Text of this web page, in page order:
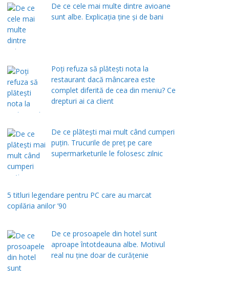
De ce cele mai multe dintre avioane
sunt albe. Explicația ține și de bani
Poți refuza să plătești nota la
restaurant dacă mâncarea este
complet diferită de cea din meniu? Ce
drepturi ai ca client
De ce plătești mai mult când cumperi
puțin. Trucurile de preț pe care
supermarketurile le folosesc zilnic
5 titluri legendare pentru PC care au marcat
copilăria anilor ’90
De ce prosoapele din hotel sunt
aproape întotdeauna albe. Motivul
real nu ține doar de curățenie